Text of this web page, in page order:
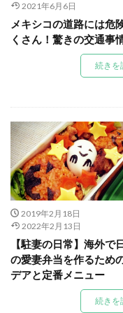
2021年6月6日
メキシコの道路には危
くさん！驚きの交通事
続きを
2019年2月18日
2022年2月13日
【駐妻の日常】海外で
の愛妻弁当を作るため
デアと定番メニュー
続きを